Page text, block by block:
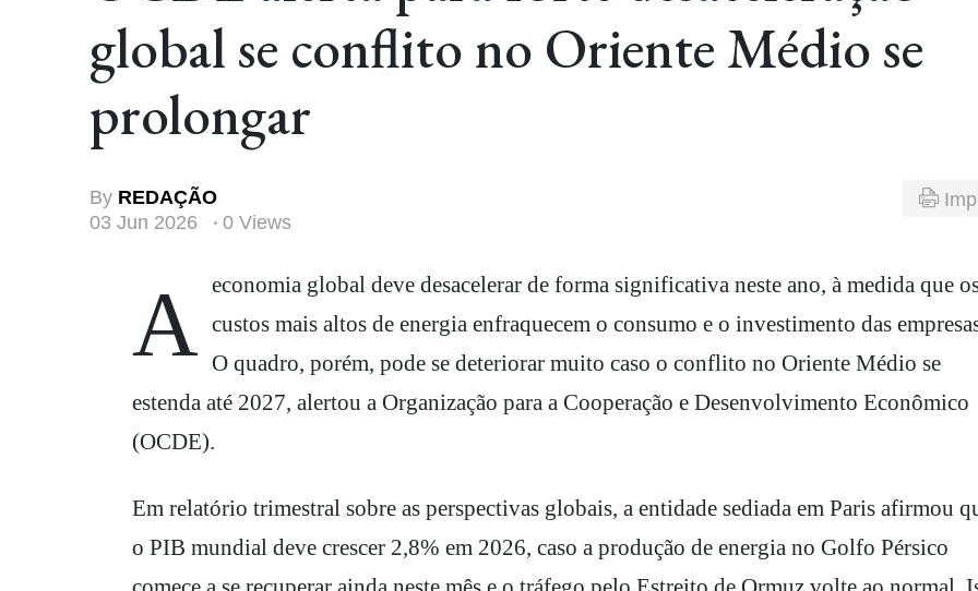
global se conflito no Oriente Médio se
prolongar
By REDAÇÃO
03 Jun 2026
0 Views
A economia global deve desacelerar de forma significativa neste ano, à medida que os custos mais altos de energia enfraquecem o consumo e o investimento das
O quadro, porém, pode se deteriorar muito caso o conflito no Oriente Médio se
estenda até 2027, alertou a Organização para a Cooperação e Desenvolvimento Econômico
(OCDE).
Em relatório trimestral sobre as perspectivas globais, a entidade sediada em Paris afirmou
o PIB mundial deve crescer 2,8% em 2026, caso a produção de energia no Golfo Pérsico